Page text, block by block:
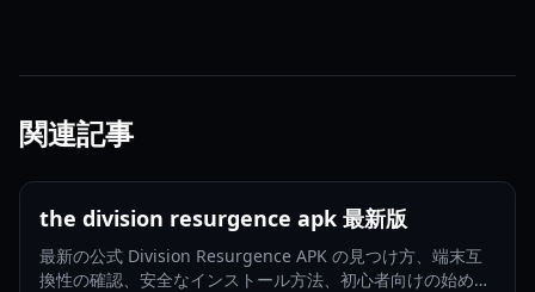
関連記事
the division resurgence apk 最新版
最新の公式 Division Resurgence APK の見つけ方、端末互
換性の確認、安全なインストール方法、初心者向けの始め方